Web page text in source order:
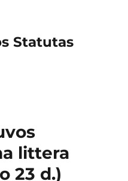
Statutas
littera
23 d.)